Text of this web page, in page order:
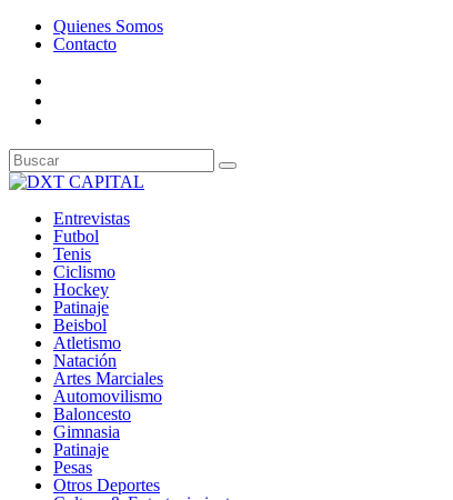
Quienes Somos
Contacto
Entrevistas
Futbol
Tenis
Ciclismo
Hockey
Patinaje
Beisbol
Atletismo
Natación
Artes Marciales
Automovilismo
Baloncesto
Gimnasia
Patinaje
Pesas
Otros Deportes